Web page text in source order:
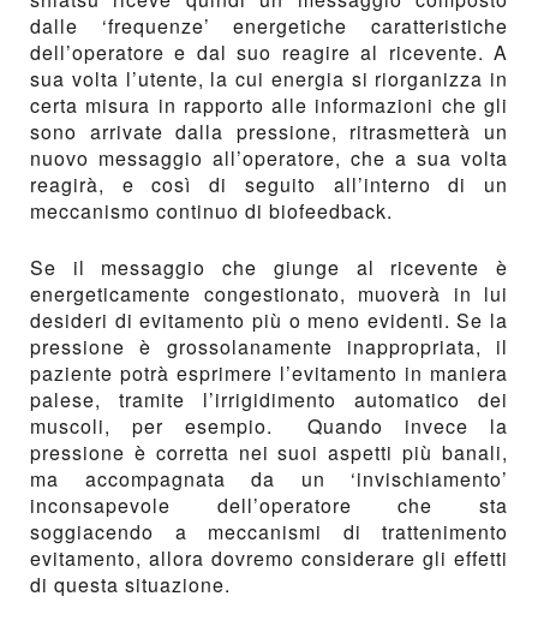
dalle ‘frequenze’ energetiche caratteristiche
dell’operatore e dal suo reagire al ricevente. A
sua volta l’utente, la cui energia si riorganizza in
certa misura in rapporto alle informazioni che gli
sono arrivate dalla pressione, ritrasmetterà un
nuovo messaggio all’operatore, che a sua volta
reagirà, e così di seguito all’interno di un
meccanismo continuo di biofeedback.
Se il messaggio che giunge al ricevente è
energeticamente congestionato, muoverà in lui
desideri di evitamento più o meno evidenti. Se la
pressione è grossolanamente inappropriata, il
paziente potrà esprimere l’evitamento in maniera
palese, tramite l’irrigidimento automatico dei
muscoli, per esempio. Quando invece la
pressione è corretta nei suoi aspetti più banali,
ma accompagnata da un ‘invischiamento’
inconsapevole dell’operatore che sta
soggiacendo a meccanismi di trattenimento
evitamento, allora dovremo considerare gli effetti
di questa situazione.